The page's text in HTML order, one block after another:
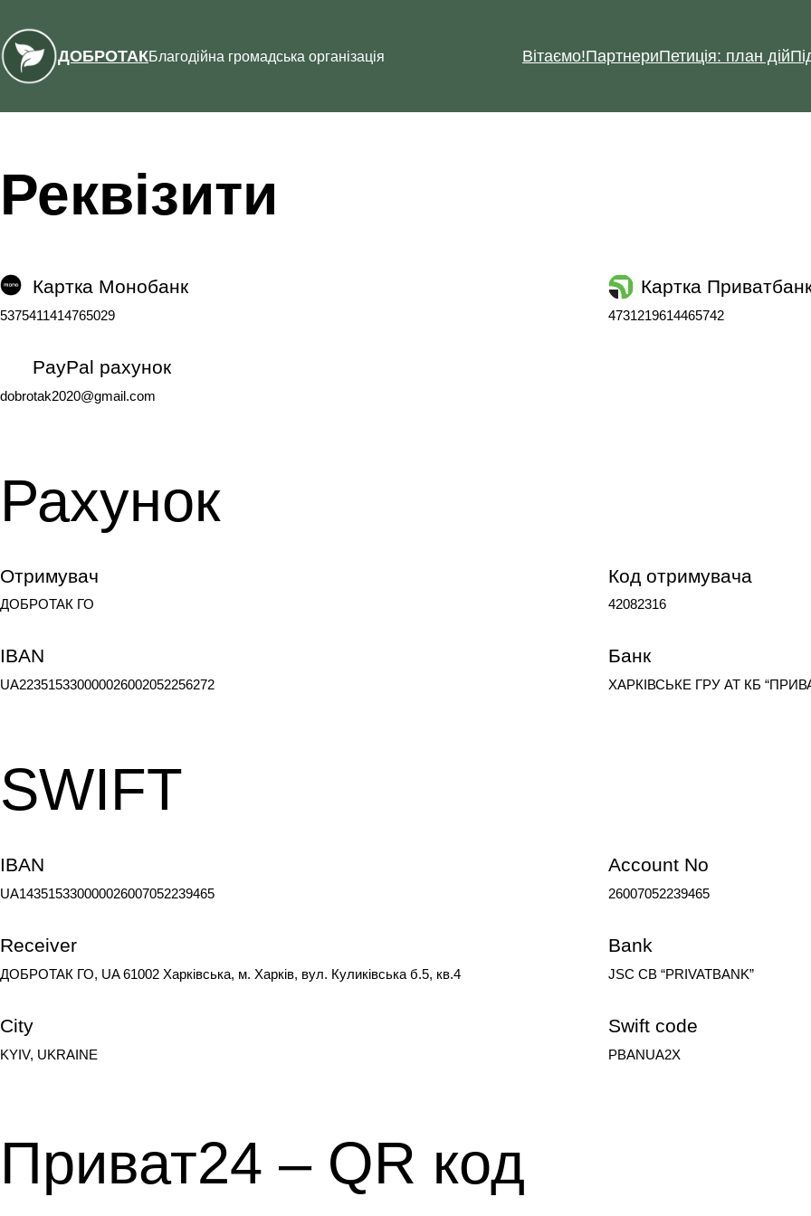
до
вмісту
ДОБРОТАКБлагодійна громадська організація Вітаємо!ПартнериПетиція: план дій
Реквізити
Картка Монобанк
5375411414765029
Картка
4731219614465742
PayPal рахунок
dobrotak2020@gmail.com
Рахунок
Отримувач
ДОБРОТАК ГО
Код отримувача
42082316
IBAN
UA223515330000026002052256272
Банк
ХАРКIВСЬКЕ ГРУ АТ КБ
SWIFT
IBAN
UA143515330000026007052239465
Account No
26007052239465
Receiver
ДОБРОТАК ГО, UA 61002 Харкiвська, м. Харкiв, вул. Куликiвська б.5, кв.4
Bank
JSC CB “PRIVATBANK”
City
KYIV, UKRAINE
Swift code
PBANUA2X
Приват24 – QR код